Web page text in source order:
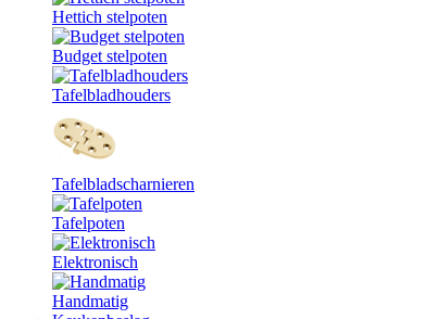
Hettich stelpoten
Budget stelpoten
Tafelbladhouders
Tafelbladscharnieren
Tafelpoten
Elektronisch
Handmatig